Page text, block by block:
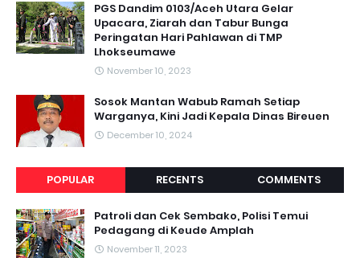
PGS Dandim 0103/Aceh Utara Gelar
Upacara, Ziarah dan Tabur Bunga
Peringatan Hari Pahlawan di TMP
Lhokseumawe
November 10, 2023
Sosok Mantan Wabub Ramah Setiap
Warganya, Kini Jadi Kepala Dinas Bireuen
December 10, 2024
POPULAR RECENTS COMMENTS
Patroli dan Cek Sembako, Polisi Temui
Pedagang di Keude Amplah
November 11, 2023